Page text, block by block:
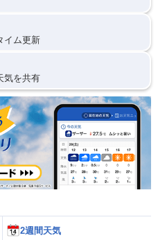
イム更新
気を共有
2週間天気